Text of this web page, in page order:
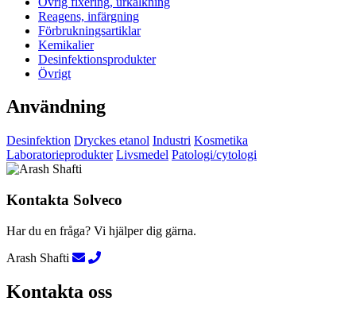
Reagens, infärgning
Förbrukningsartiklar
Kemikalier
Desinfektionsprodukter
Övrigt
Användning
Desinfektion Dryckes etanol Industri Kosmetika
Laboratorieprodukter Livsmedel Patologi/cytologi
Kontakta Solveco
Har du en fråga? Vi hjälper dig gärna.
Arash Shafti
Kontakta oss